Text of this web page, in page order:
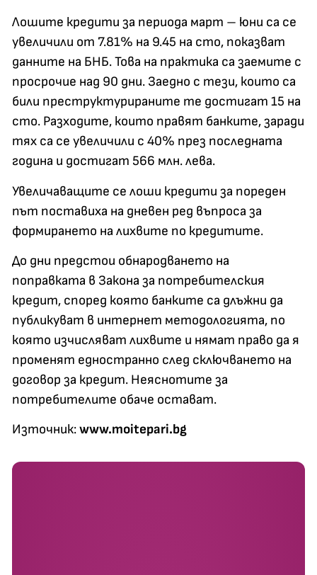
Лошите кредити за периода март – юни са се
увеличили от 7.81% на 9.45 на сто, показват
данните на БНБ. Това на практика са заемите с
просрочие над 90 дни. Заедно с тези, които са
били преструктурираните те достигат 15 на
сто. Разходите, които правят банките, заради
тях са се увеличили с 40% през последната
година и достигат 566 млн. лева.
Увеличаващите се лоши кредити за пореден
път поставиха на дневен ред въпроса за
формирането на лихвите по кредитите.
До дни предстои обнародването на
поправката в Закона за потребителския
кредит, според която банките са длъжни да
публикуват в интернет методологията, по
която изчисляват лихвите и нямат право да я
променят едностранно след сключването на
договор за кредит. Неяснотите за
потребителите обаче остават.
Източник:www.moitepari.bg